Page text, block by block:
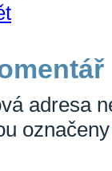
adresa
označeny